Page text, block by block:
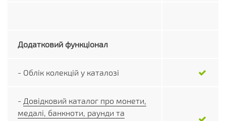
Додатковий функціонал
- Облік колекцій у каталозі
- Довідковий каталог про монети,
медалі, банкноти, раунди та